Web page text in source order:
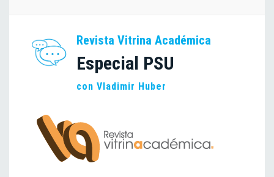
Revista Vitrina Académica
Especial PSU
con Vladimir Huber